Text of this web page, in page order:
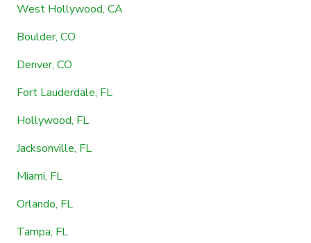
West Hollywood, CA
Boulder, CO
Denver, CO
Fort Lauderdale, FL
Hollywood, FL
Jacksonville, FL
Miami, FL
Orlando, FL
Tampa, FL